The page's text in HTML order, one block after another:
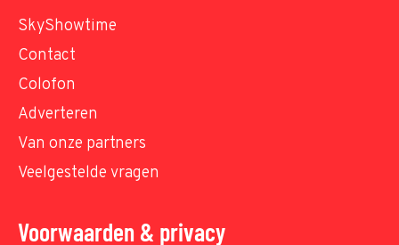
SkyShowtime
Contact
Colofon
Adverteren
Van onze partners
Veelgestelde vragen
Voorwaarden & privacy